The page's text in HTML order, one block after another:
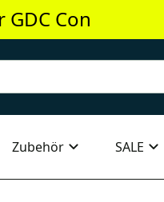
Con
Zubehör SALE